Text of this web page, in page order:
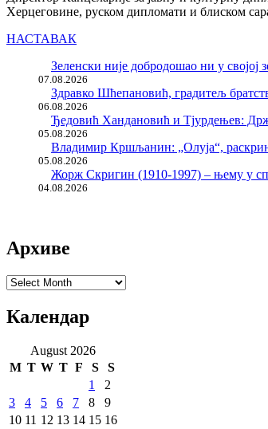
Херцеговине, руском дипломати и блиском
НАСТАВАК
Зеленски није добродошао ни у својој
07.08.2026
Здравко Шћепановић, градитељ
06.08.2026
Ђедовић Хандановић и Тјурдењев:
05.08.2026
Владимир Кршљанин: „Олуја“,
05.08.2026
Жорж Скригин (1910-1997) – њему у
04.08.2026
Архиве
Архиве
Календар
August 2026
M T W T F S
S
1
2
3
4 5 6 7 8
9
10 11 12 13 14 15 16